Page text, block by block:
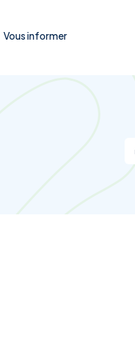
Vous informer